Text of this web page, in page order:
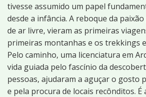
tivesse assumido um papel
desde a infância. A reboque da
de ar livre, vieram as primeiras
primeiras montanhas e os trekkings
Pelo caminho, uma licenciatura em
vida guiada pelo fascínio da
pessoas, ajudaram a aguçar o gosto
e pela procura de locais recônditos. É